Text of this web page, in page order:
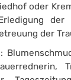
oder
der